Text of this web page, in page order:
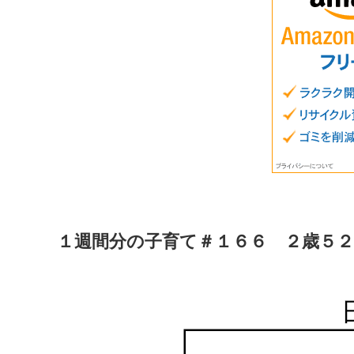
１週間分の子育て＃１６６ ２歳５